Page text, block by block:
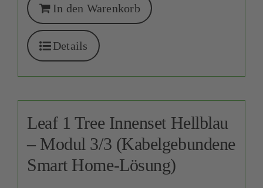
In den Warenkorb
Details
Leaf 1 Tree Innenset Hellblau
– Modul 3/3 (Kabelgebundene
Smart Home-Lösung)